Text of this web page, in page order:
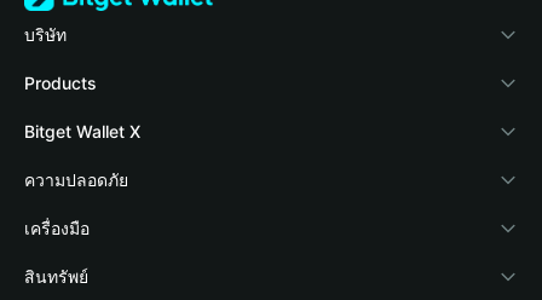
บริษัท
เกี่ยวกับ Bitget Wallet
Blog
Academy
ข่าวสารด้านคริปโต
ศูนย์ช่วยเหลือ
Products
Crypto Card
Stablecoin Earn
Payfi Crypto
Crypto Swap API
Bitget Wallet X
นักพัฒนา
เชื่อมต่อ Wallet
Bitget Wallet Pay
ความปลอดภัย
Protection Fund
เทคโนโลยีความปลอดภัย
เครื่องมือ
ซื้อคริปโต
สินทรัพย์